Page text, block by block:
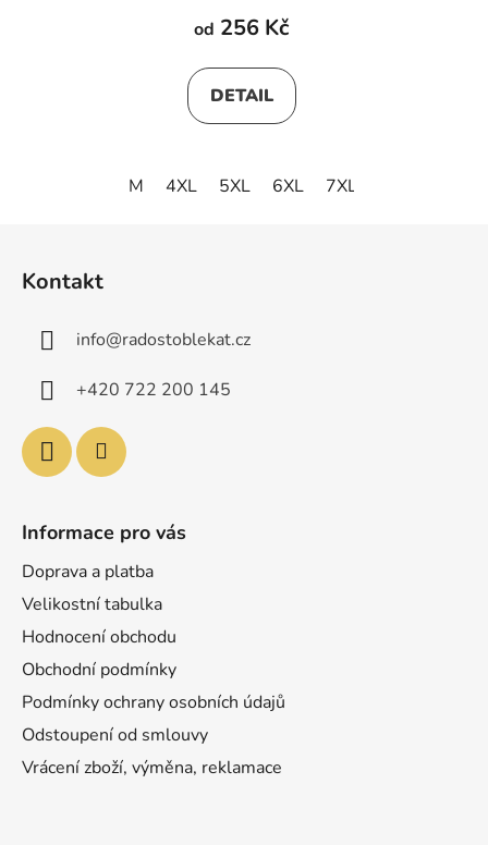
od 256 Kč
DETAIL
M 4XL 5XL 6XL 7XL
Kontakt
info@radostoblekat.cz
+420 722 200 145
Informace pro vás
Doprava a platba
Velikostní tabulka
Hodnocení obchodu
Obchodní podmínky
Podmínky ochrany osobních údajů
Odstoupení od smlouvy
Vrácení zboží, výměna, reklamace